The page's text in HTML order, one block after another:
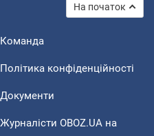
На початок
Команда
Політика конфіденційності
Документи
Журналісти OBOZ.UA на